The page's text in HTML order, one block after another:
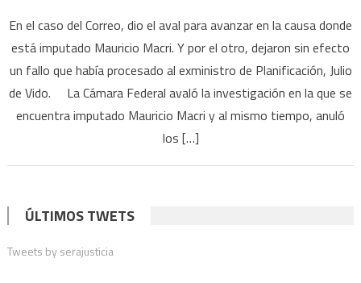
En el caso del Correo, dio el aval para avanzar en la causa donde
está imputado Mauricio Macri. Y por el otro, dejaron sin efecto
un fallo que había procesado al exministro de Planificación, Julio
de Vido. La Cámara Federal avaló la investigación en la que se
encuentra imputado Mauricio Macri y al mismo tiempo, anuló
los […]
ÚLTIMOS TWETS
Tweets by serajusticia